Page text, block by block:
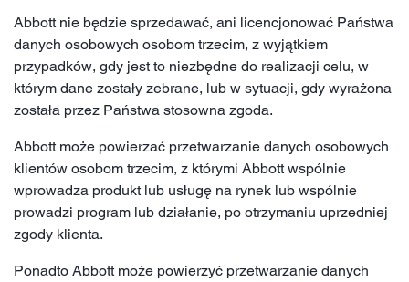
Abbott nie będzie sprzedawać, ani licencjonować Państwa
danych osobowych osobom trzecim, z wyjątkiem
przypadków, gdy jest to niezbędne do realizacji celu, w
którym dane zostały zebrane, lub w sytuacji, gdy wyrażona
została przez Państwa stosowna zgoda.
Abbott może powierzać przetwarzanie danych osobowych
klientów osobom trzecim, z którymi Abbott wspólnie
wprowadza produkt lub usługę na rynek lub wspólnie
prowadzi program lub działanie, po otrzymaniu uprzedniej
zgody klienta.
Ponadto Abbott może powierzyć przetwarzanie danych